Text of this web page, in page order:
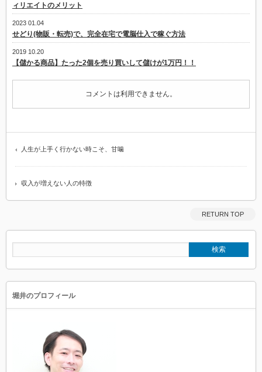
ィリエイトのメリット
2023 01.04
せどり(物販・転売)で、完全在宅で電脳仕入で稼ぐ方法
2019 10.20
【儲かる商品】たった2個を売り買いして儲けが1万円！！
コメントは利用できません。
人生が上手く行かない時こそ、甘噛
収入が増えない人の特徴
RETURN TOP
堀井のプロフィール